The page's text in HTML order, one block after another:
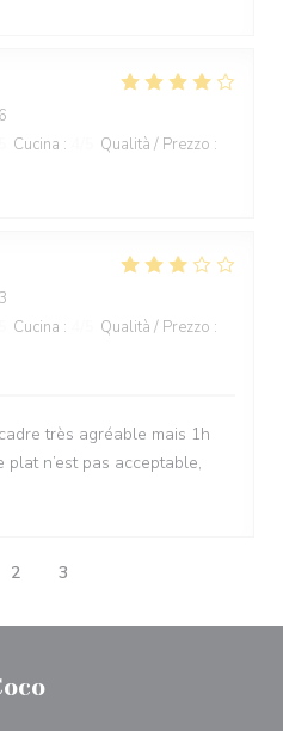
Cucina : Qualità / Prezzo :
Cucina : Qualità / Prezzo :
très agréable mais 1h
plat n’est pas acceptable,
2 3